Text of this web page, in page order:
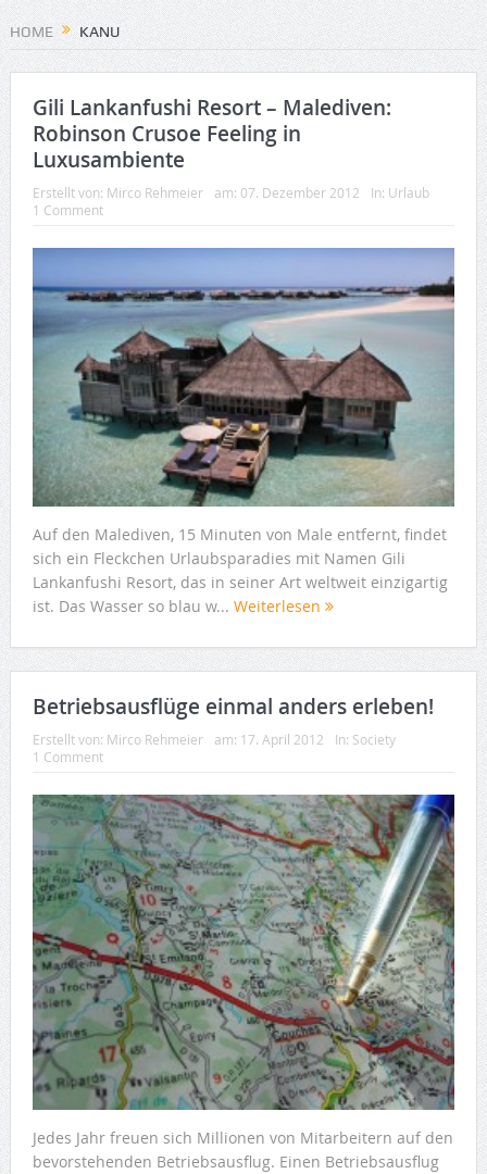
HOME KANU
Gili Lankanfushi Resort – Malediven:
Robinson Crusoe Feeling in
Luxusambiente
Erstellt von: Mirco Rehmeier am: 07. Dezember 2012 In: Urlaub
1 Comment
Auf den Malediven, 15 Minuten von Male entfernt, findet
sich ein Fleckchen Urlaubsparadies mit Namen Gili
Lankanfushi Resort, das in seiner Art weltweit einzigartig
ist. Das Wasser so blau w... Weiterlesen
Betriebsausflüge einmal anders erleben!
Erstellt von: Mirco Rehmeier am: 17. April 2012 In: Society
1 Comment
Jedes Jahr freuen sich Millionen von Mitarbeitern auf den
bevorstehenden Betriebsausflug. Einen Betriebsausflug